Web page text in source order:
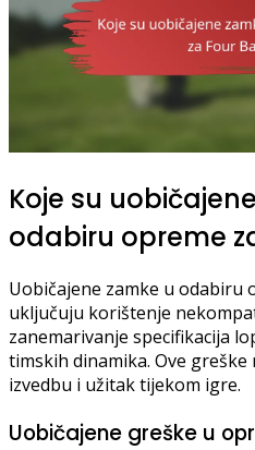
Koje su
odabiru opreme
Uobičajene zamke u odabiru
uključuju korištenje
zanemarivanje specifikacija
timskih dinamika. Ove
izvedbu i užitak tijekom igre.
Uobičajene greške u